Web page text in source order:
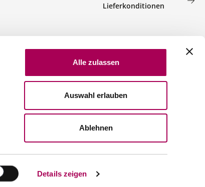
Details zeigen
Alle zulassen
Auswahl erlauben
Ablehnen
Lieferkonditionen